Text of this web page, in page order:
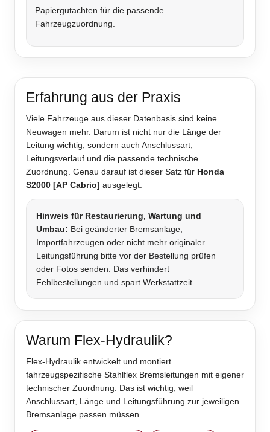
Papiergutachten für die passende
Fahrzeugzuordnung.
Erfahrung aus der Praxis
Viele Fahrzeuge aus dieser Datenbasis sind keine
Neuwagen mehr. Darum ist nicht nur die Länge der
Leitung wichtig, sondern auch Anschlussart,
Leitungsverlauf und die passende technische
Zuordnung. Genau darauf ist dieser Satz für Honda
S2000 [AP Cabrio] ausgelegt.
Hinweis für Restaurierung, Wartung und
Umbau: Bei geänderter Bremsanlage,
Importfahrzeugen oder nicht mehr originaler
Leitungsführung bitte vor der Bestellung prüfen
oder Fotos senden. Das verhindert
Fehlbestellungen und spart Werkstattzeit.
Warum Flex-Hydraulik?
Flex-Hydraulik entwickelt und montiert
fahrzeugspezifische Stahlflex Bremsleitungen mit eigener
technischer Zuordnung. Das ist wichtig, weil
Anschlussart, Länge und Leitungsführung zur jeweiligen
Bremsanlage passen müssen.